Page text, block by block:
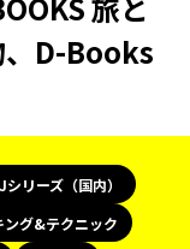
、D-Books
リーズ（国内）
ング&テクニック